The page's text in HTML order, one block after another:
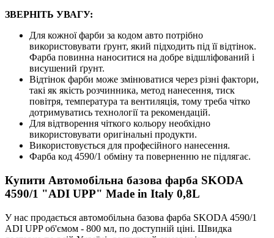
ЗВЕРНІТЬ УВАГУ:
Для кожної фарби за кодом авто потрібно
використовувати ґрунт, який підходить під її відтінок.
Фарба повинна наноситися на добре відшліфований і
висушений ґрунт.
Відтінок фарби може змінюватися через різні фактори,
такі як якість розчинника, метод нанесення, тиск
повітря, температура та вентиляція, тому треба чітко
дотримуватись технології та рекомендацій.
Для відтворення чіткого кольору необхідно
використовувати оригінальні продукти.
Використовується для професійного нанесення.
Фарба код 4590/1 обміну та поверненню не підлягає.
Купити Автомобільна базова фарба SKODA
4590/1 "ADI UPP" Made in Italy 0,8L
У нас продається автомобільна базова фарба SKODA 4590/1
ADI UPP об'ємом - 800 мл, по доступній ціні. Швидка